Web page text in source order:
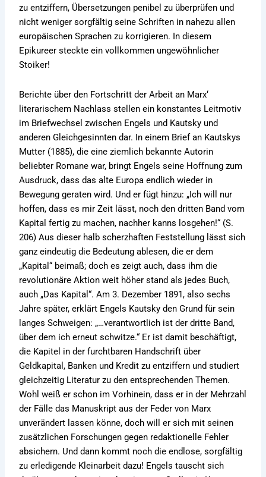
zu entziffern, Übersetzungen penibel zu überprüfen und
nicht weniger sorgfältig seine Schriften in nahezu allen
europäischen Sprachen zu korrigieren. In diesem
Epikureer steckte ein vollkommen ungewöhnlicher
Stoiker!
Berichte über den Fortschritt der Arbeit an Marx‘
literarischem Nachlass stellen ein konstantes Leitmotiv
im Briefwechsel zwischen Engels und Kautsky und
anderen Gleichgesinnten dar. In einem Brief an Kautskys
Mutter (1885), die eine ziemlich bekannte Autorin
beliebter Romane war, bringt Engels seine Hoffnung zum
Ausdruck, dass das alte Europa endlich wieder in
Bewegung geraten wird. Und er fügt hinzu: „Ich will nur
hoffen, dass es mir Zeit lässt, noch den dritten Band vom
Kapital fertig zu machen, nachher kanns losgehen!“ (S.
206) Aus dieser halb scherzhaften Feststellung lässt sich
ganz eindeutig die Bedeutung ablesen, die er dem
„Kapital“ beimaß; doch es zeigt auch, dass ihm die
revolutionäre Aktion weit höher stand als jedes Buch,
auch „Das Kapital“. Am 3. Dezember 1891, also sechs
Jahre später, erklärt Engels Kautsky den Grund für sein
langes Schweigen: „…verantwortlich ist der dritte Band,
über dem ich erneut schwitze.“ Er ist damit beschäftigt,
die Kapitel in der furchtbaren Handschrift über
Geldkapital, Banken und Kredit zu entziffern und studiert
gleichzeitig Literatur zu den entsprechenden Themen.
Wohl weiß er schon im Vorhinein, dass er in der Mehrzahl
der Fälle das Manuskript aus der Feder von Marx
unverändert lassen könne, doch will er sich mit seinen
zusätzlichen Forschungen gegen redaktionelle Fehler
absichern. Und dann kommt noch die endlose, sorgfältig
zu erledigende Kleinarbeit dazu! Engels tauscht sich